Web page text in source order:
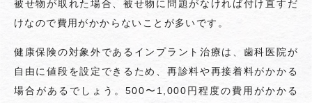
被せ物が取れた場合、被せ物に問題がなければ付け直すだ
けなので費用がかからないことが多いです。
健康保険の対象外であるインプラント治療は、歯科医院が
自由に値段を設定できるため、再診料や再接着料がかかる
場合があるでしょう。500〜1,000円程度の費用がかかる